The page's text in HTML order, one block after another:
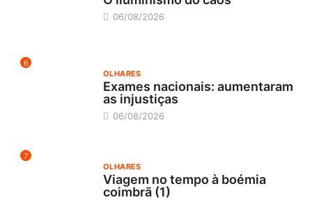
06/08/2026
6
OLHARES
Exames nacionais: aumentaram
as injustiças
06/08/2026
7
OLHARES
Viagem no tempo à boémia
coimbrã (1)